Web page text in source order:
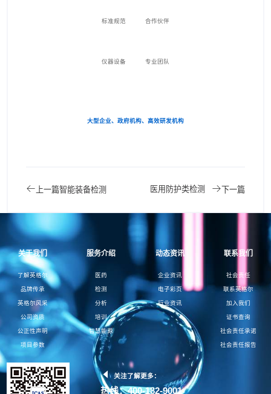
标准规范 合作伙伴
仪器设备 专业团队
大型企业、政府机构、高效研发机构
上一篇智能装备检测 下一篇
医用防护类检测
关于我们
了解英格尔
品牌传承
英格尔风采
公司资质
公正性声明
项目参数
服务介绍
医药
检测
分析
培训
智慧能源
动态资讯
企业资讯
电子彩页
行业资讯
联系我们
社会责任
联系英格尔
加入我们
证书查询
社会责任承诺
社会责任报告
关注了解更多：
热线：400-182-9001